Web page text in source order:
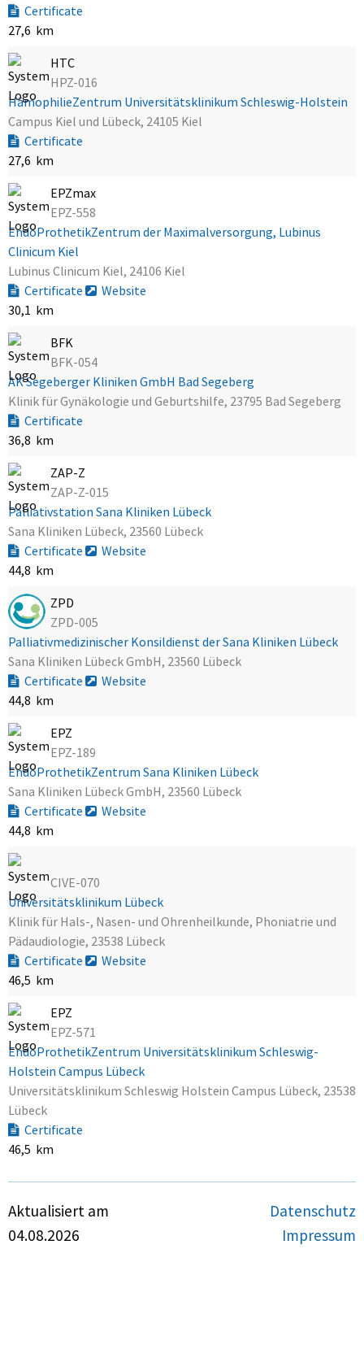
Certificate
27,6 km
HTC
HPZ-016
HämophilieZentrum Universitätsklinikum Schleswig-Holstein
Campus Kiel und Lübeck, 24105 Kiel
Certificate
27,6 km
EPZmax
EPZ-558
EndoProthetikZentrum der Maximalversorgung, Lubinus
Clinicum Kiel
Lubinus Clinicum Kiel, 24106 Kiel
Certificate
Website
30,1 km
BFK
BFK-054
AK Segeberger Kliniken GmbH Bad Segeberg
Klinik für Gynäkologie und Geburtshilfe, 23795 Bad Segeberg
Certificate
36,8 km
ZAP-Z
ZAP-Z-015
Palliativstation Sana Kliniken Lübeck
Sana Kliniken Lübeck, 23560 Lübeck
Certificate
Website
44,8 km
ZPD
ZPD-005
Palliativmedizinischer Konsildienst der Sana Kliniken Lübeck
Sana Kliniken Lübeck GmbH, 23560 Lübeck
Certificate
Website
44,8 km
EPZ
EPZ-189
EndoProthetikZentrum Sana Kliniken Lübeck
Sana Kliniken Lübeck GmbH, 23560 Lübeck
Certificate
Website
44,8 km
CIVE-070
Universitätsklinikum Lübeck
Klinik für Hals-, Nasen- und Ohrenheilkunde, Phoniatrie und
Pädaudiologie, 23538 Lübeck
Certificate
Website
46,5 km
EPZ
EPZ-571
EndoProthetikZentrum Universitätsklinikum Schleswig-
Holstein Campus Lübeck
Universitätsklinikum Schleswig Holstein Campus Lübeck, 23538
Lübeck
Certificate
46,5 km
Aktualisiert am
04.08.2026
Datenschutz
Impressum